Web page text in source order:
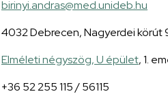
birinyi.andras@med.unideb.hu
4032 Debrecen, Nagyerdei körút
Elméleti négyszög, U épület, 1.
+36 52 255 115 / 56115